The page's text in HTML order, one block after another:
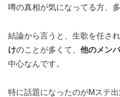
噂の真相が気になってる方、
結論から言うと、生歌を任さ
けのことが多くて、 他のメン
中心なんです。
特に話題になったのがMステ